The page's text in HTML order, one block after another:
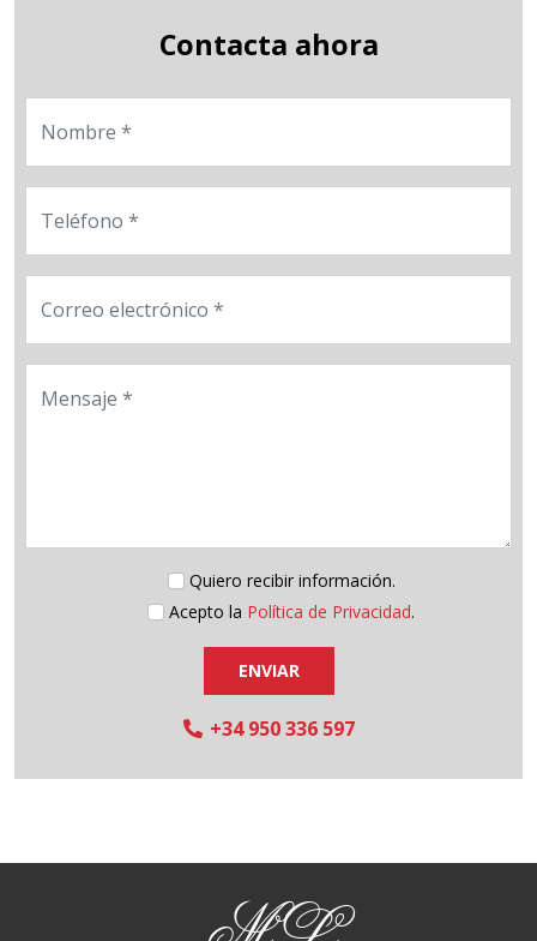
Contacta ahora
Quiero recibir información.
Acepto la Política de Privacidad.
ENVIAR
+34 950 336 597